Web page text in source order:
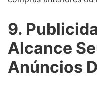
9.
Alcance
Anúncios